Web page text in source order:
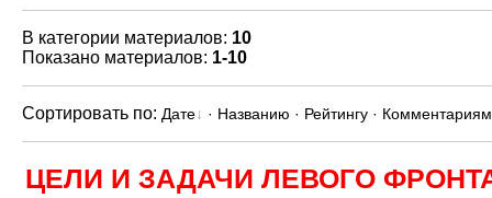
В категории материалов: 10
Показано материалов: 1-10
Сортировать по: Дате · Названию · Рейтингу · Комментариям
ЦЕЛИ И ЗАДАЧИ ЛЕВОГО